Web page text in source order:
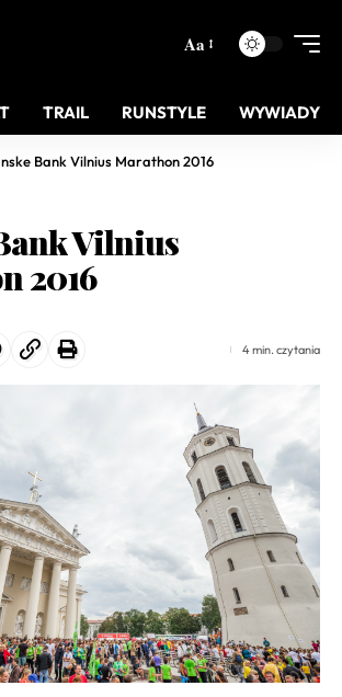
Aa
TRAIL RUNSTYLE WYWIADY
Bank Vilnius Marathon 2016
Vilnius
2016
4 min. czytania